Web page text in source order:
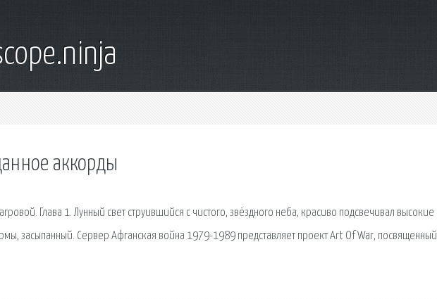
аккорды
Глава 1. Лунный свет струившийся с чистого, звёздного неба, красиво подсвечивал высокие
засыпанный. Сервер Афганская война 1979-1989 представляет проект Art Of War, посвященный